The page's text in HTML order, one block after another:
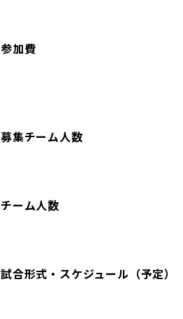
参加費
募集チーム人数
チーム人数
試合形式・スケジュール（予定）